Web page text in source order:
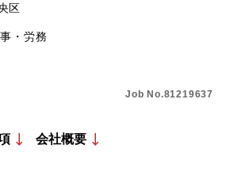
区
・労務
Job No.81219637
会社概要